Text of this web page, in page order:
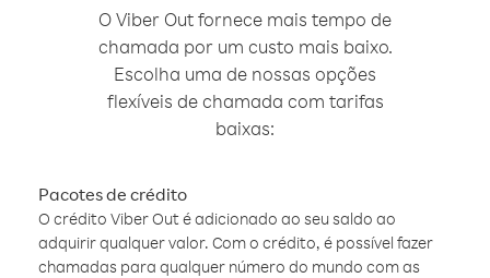
O Viber Out fornece mais tempo de
chamada por um custo mais baixo.
Escolha uma de nossas opções
flexíveis de chamada com tarifas
baixas:
Pacotes de crédito
O crédito Viber Out é adicionado ao seu saldo ao
adquirir qualquer valor. Com o crédito, é possível fazer
chamadas para qualquer número do mundo com as